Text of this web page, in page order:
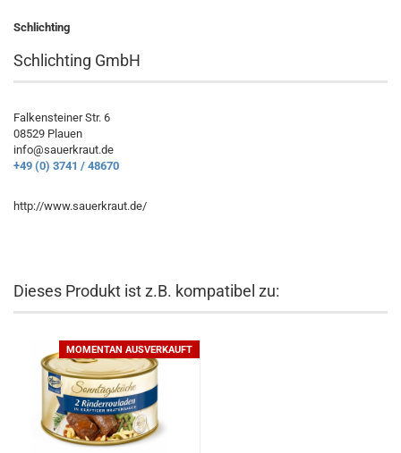
Schlichting
Schlichting GmbH
Falkensteiner Str. 6
08529 Plauen
info@sauerkraut.de
+49 (0) 3741 / 48670
http://www.sauerkraut.de/
Dieses Produkt ist z.B. kompatibel zu:
MOMENTAN AUSVERKAUFT